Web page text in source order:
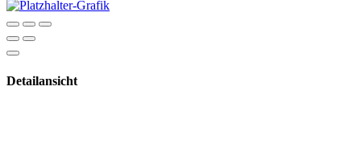
Detailansicht